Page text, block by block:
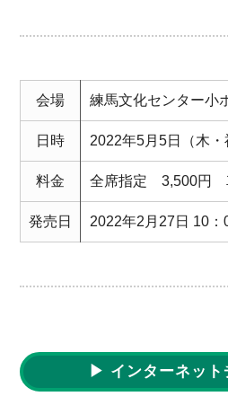
会場 練馬文化センター小
日時 2022年5月5日（木
料金 全席指定 3,500円
発売日 2022年2月27日 10：
▶ インターネット